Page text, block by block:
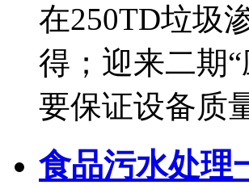
在250TD垃圾
得；迎来二期
要保证设备质
食品污水处理